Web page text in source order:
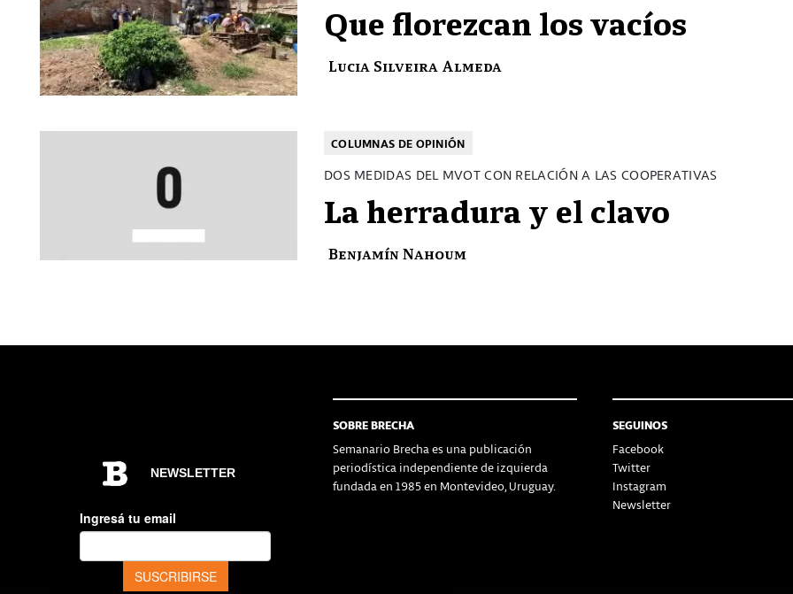
Que florezcan los vacíos
Lucia Silveira Almeda
COLUMNAS DE OPINIÓN
DOS MEDIDAS DEL MVOT CON RELACIÓN A LAS COOPERATIVAS
La herradura y el clavo
Benjamín Nahoum
SOBRE BRECHA
Semanario Brecha es una publicación
periodística independiente de izquierda
fundada en 1985 en Montevideo, Uruguay.
SEGUINOS
Facebook
Twitter
Instagram
Newsletter